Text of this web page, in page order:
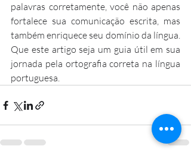
palavras corretamente, você não apenas
fortalece sua comunicação escrita, mas
também enriquece seu domínio da língua.
Que este artigo seja um guia útil em sua
jornada pela ortografia correta na língua
portuguesa.